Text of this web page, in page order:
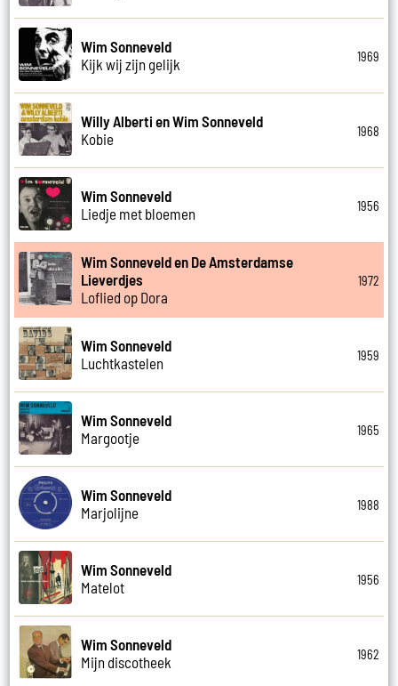
Wim Sonneveld
Kijk wij zijn gelijk
1969
Willy Alberti en Wim Sonneveld
Kobie
1968
Wim Sonneveld
Liedje met bloemen
1956
Wim Sonneveld en De Amsterdamse
Lieverdjes
Loflied op Dora
1972
Wim Sonneveld
Luchtkastelen
1959
Wim Sonneveld
Margootje
1965
Wim Sonneveld
Marjolijne
1988
Wim Sonneveld
Matelot
1956
Wim Sonneveld
Mijn discotheek
1962